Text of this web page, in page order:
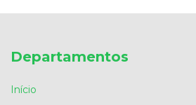
Departamentos
Início